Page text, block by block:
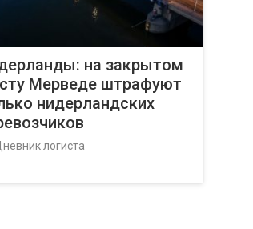
на закрытом
Мерведе штрафуют
нидерландских
логиста